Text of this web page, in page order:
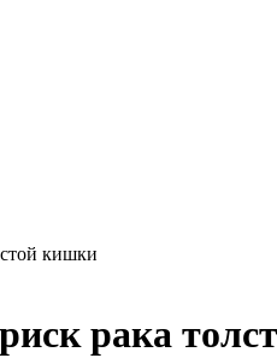
кишки
рака